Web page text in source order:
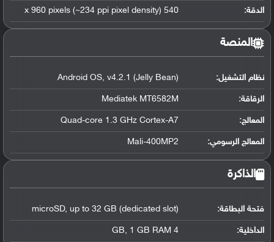
الدقة: 540 x 960 pixels (~234 ppi pixel density)
المنصة
نظام التشغيل:
Android OS, v4.2.1 (Jelly Bean)
الرقاقة:
Mediatek MT6582M
المعالج:
Quad-core 1.3 GHz Cortex-A7
المعالج الرسومي:
Mali-400MP2
الذاكرة
فتحة البطاقة: microSD, up to 32 GB (dedicated slot)
الداخلية: 4 GB, 1 GB RAM